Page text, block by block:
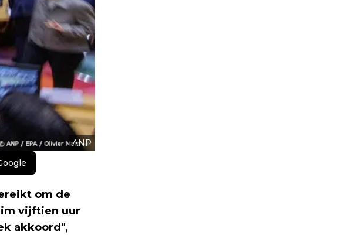
ANP
om de
vijftien uur
akkoord",